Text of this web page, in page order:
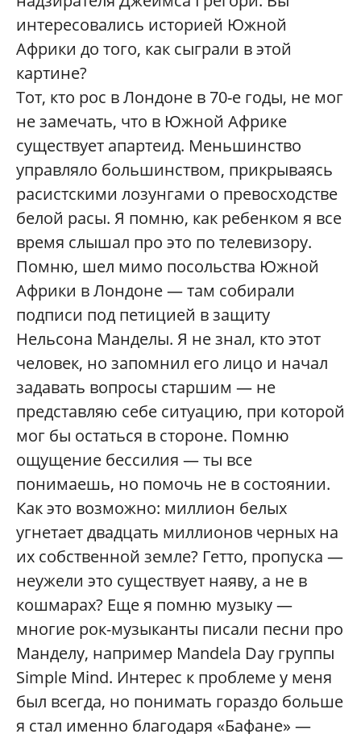
интересовались историей Южной
Африки до того, как сыграли в этой
картине?
Тот, кто рос в Лондоне в 70-е годы, не мог
не замечать, что в Южной Африке
существует апартеид. Меньшинство
управляло большинством, прикрываясь
расистскими лозунгами о превосходстве
белой расы. Я помню, как ребенком я все
время слышал про это по телевизору.
Помню, шел мимо посольства Южной
Африки в Лондоне — там собирали
подписи под петицией в защиту
Нельсона Манделы. Я не знал, кто этот
человек, но запомнил его лицо и начал
задавать вопросы старшим — не
представляю себе ситуацию, при которой
мог бы остаться в стороне. Помню
ощущение бессилия — ты все
понимаешь, но помочь не в состоянии.
Как это возможно: миллион белых
угнетает двадцать миллионов черных на
их собственной земле? Гетто, пропуска —
неужели это существует наяву, а не в
кошмарах? Еще я помню музыку —
многие рок-музыканты писали песни про
Манделу, например Mandela Day группы
Simple Mind. Интерес к проблеме у меня
был всегда, но понимать гораздо больше
я стал именно благодаря «Бафане» —